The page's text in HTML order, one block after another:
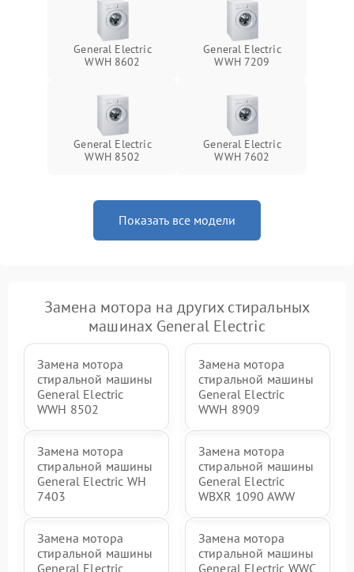
General Electric
WWH 8602
General Electric
WWH 7209
General Electric
WWH 8502
General Electric
WWH 7602
Показать все модели
Замена мотора на других стиральных
машинах General Electric
Замена мотора
стиральной машины
General Electric
WWH 8502
Замена мотора
стиральной машины
General Electric
WWH 8909
Замена мотора
стиральной машины
General Electric WH
7403
Замена мотора
стиральной машины
General Electric
WBXR 1090 AWW
Замена мотора
стиральной машины
General Electric
Замена мотора
стиральной машины
General Electric WWC